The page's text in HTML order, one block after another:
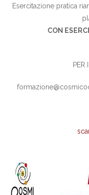
Esercitazione pratica
CON
PER